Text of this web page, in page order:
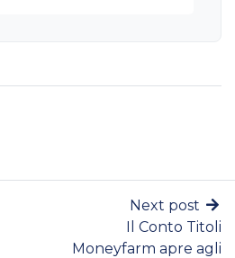
Next post
Il Conto Titoli
Moneyfarm apre agli